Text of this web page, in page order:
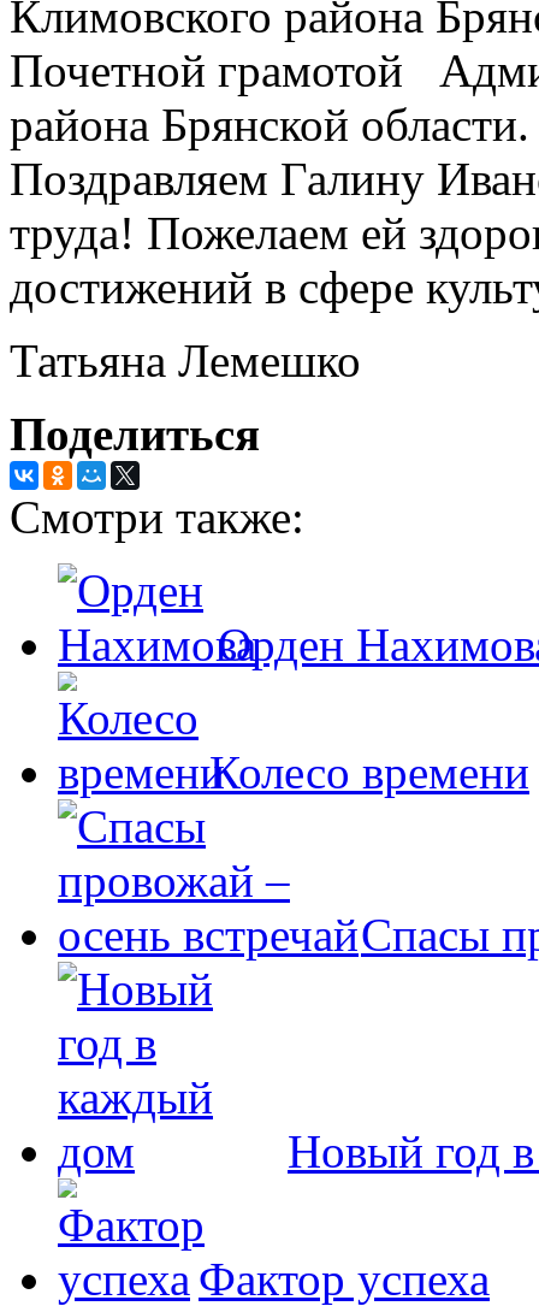
Климовского района
Почетной грамотой
района Брянской
Поздравляем Галину
труда! Пожелаем ей
достижений в сфере
Татьяна Лемешко
Поделиться
Смотри также:
Орден
Колесо времени
Спасы
Новый год
Фактор успеха